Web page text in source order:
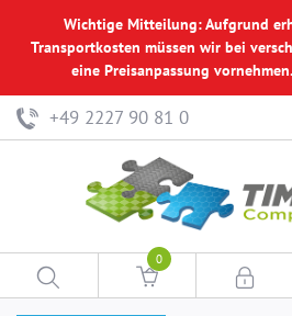
Wichtige Mitteilung: Aufgrund
Transportkosten müssen wir bei
eine Preisanpassung vornehmen.
+49 2227 90 81 0
0